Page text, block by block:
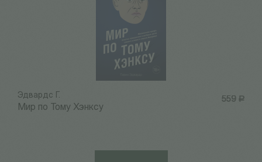
559 Р
Эдвардс Г.
Мир по Тому Хэнксу